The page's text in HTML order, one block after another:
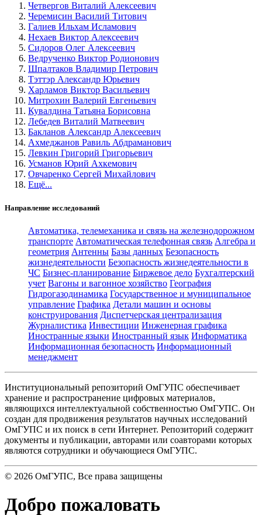
Четвергов Виталий Алексеевич
Черемисин Василий Титович
Галиев Ильхам Исламович
Нехаев Виктор Алексеевич
Сидоров Олег Алексеевич
Ведрученко Виктор Родионович
Шпалтаков Владимир Петрович
Тэттэр Александр Юрьевич
Харламов Виктор Васильевич
Митрохин Валерий Евгеньевич
Кувалдина Татьяна Борисовна
Лебедев Виталий Матвеевич
Бакланов Александр Алексеевич
Ахмеджанов Равиль Абдраманович
Левкин Григорий Григорьевич
Усманов Юрий Ахкемович
Овчаренко Сергей Михайлович
Ещё...
Направление исследований
Автоматика, телемеханика и связь на железнодорожном
транспорте Автоматическая телефонная связь Алгебра и
геометрия Антенны Базы данных Безопасность
жизнедеятельности Безопасность жизнедеятельности в
ЧС Бизнес-планирование Биржевое дело Бухгалтерский
учет Вагоны и вагонное хозяйство География
Гидрогазодинамика Государственное и муниципальное
управление Графика Детали машин и основы
конструирования Диспетчерская централизация
Журналистика Инвестиции Инженерная графика
Иностранные языки Иностранный язык Информатика
Информационная безопасность Информационный
менеджмент
Институциональный репозиторий ОмГУПС обеспечивает
хранение и распространение цифровых материалов,
являющихся интеллектуальной собственностью ОмГУПС. Он
создан для продвижения результатов научных исследований
ОмГУПС и их поиск в сети Интернет. Репозиторий содержит
документы и публикации, авторами или соавторами которых
являются сотрудники и обучающиеся ОмГУПС.
© 2026 ОмГУПС, Все права защищены
Добро пожаловать